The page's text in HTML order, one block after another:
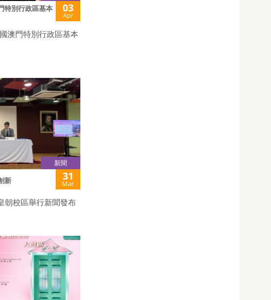
特別行政區基本
03
Apr
澳門特別行政區基本
新聞
新 31
Mar
朝校區舉行新聞發布